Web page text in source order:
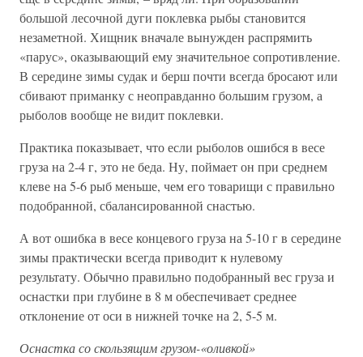
большой лесочной дуги поклевка рыбы становится
незаметной. Хищник вначале вынужден распрямить
«парус», оказывающий ему значительное сопротивление.
В середине зимы судак и берш почти всегда бросают или
сбивают приманку с неоправданно большим грузом, а
рыболов вообще не видит поклевки.
Практика показывает, что если рыболов ошибся в весе
груза на 2-4 г, это не беда. Ну, поймает он при среднем
клеве на 5-6 рыб меньше, чем его товарищи с правильно
подобранной, сбалансированной снастью.
А вот ошибка в весе концевого груза на 5-10 г в середине
зимы практически всегда приводит к нулевому
результату. Обычно правильно подобранный вес груза и
оснастки при глубине в 8 м обеспечивает среднее
отклонение от оси в нижней точке на 2, 5-5 м.
Оснастка со скользящим грузом-«оливкой»